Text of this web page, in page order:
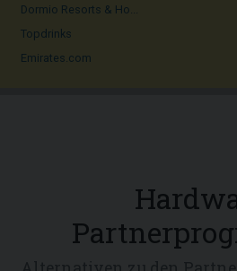
Dormio Resorts & Ho...
Topdrinks
Emirates.com